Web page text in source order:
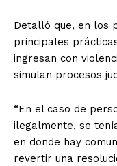
Detalló que, en los
principales
ingresan con
simulan procesos
“En el caso de
ilegalmente, se
en donde hay
revertir una